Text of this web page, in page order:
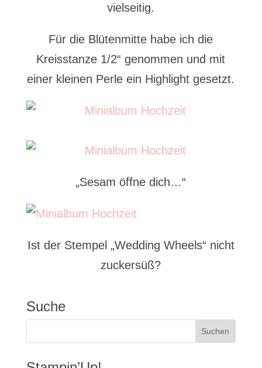
vielseitig.
Für die Blütenmitte habe ich die
Kreisstanze 1/2“ genommen und mit
einer kleinen Perle ein Highlight gesetzt.
„Sesam öffne dich…“
Ist der Stempel „Wedding Wheels“ nicht
zuckersüß?
Suche